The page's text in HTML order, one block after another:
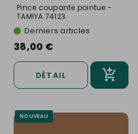
Pince coupante pointue -
TAMIYA 74123
Derniers articles
38,00 €
DÉTAIL
NOUVEAU